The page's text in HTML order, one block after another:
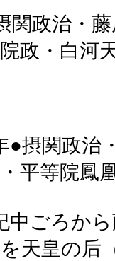
関政治・
政・白河
●摂関政治
平等院鳳
中ごろか
天皇の后